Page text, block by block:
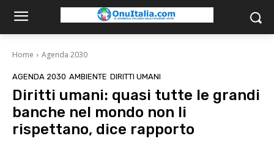
Home Agenda 2030
AGENDA 2030 AMBIENTE DIRITTI UMANI
Diritti umani: quasi tutte le grandi
banche nel mondo non li
rispettano, dice rapporto